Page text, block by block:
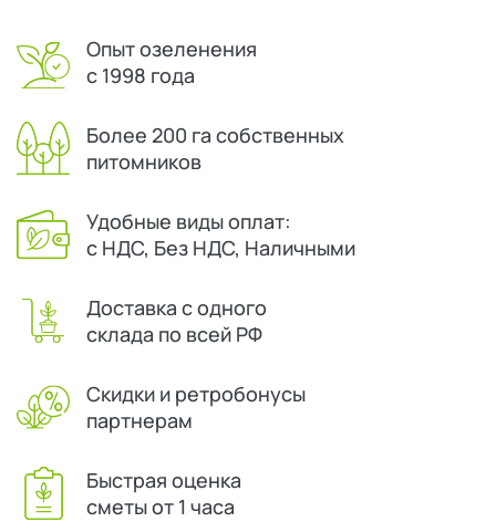
Опыт озеленения
с 1998 года
Более 200 га собственных
питомников
Удобные виды оплат:
с НДС, Без НДС, Наличными
Доставка с одного
склада по всей РФ
Скидки и ретробонусы
партнерам
Быстрая оценка
сметы от 1 часа